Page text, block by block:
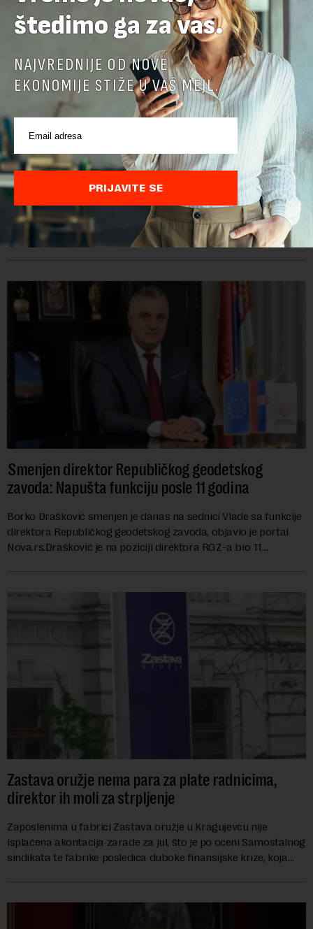
Ko je Borko Drašković, smenjeni direktor RGZ-a
Borko Drašković, dosadašnji direktor Republičkog geodetskog
zavoda, smenjen je danas, odlukom Vlade Srbije.On je na ovoj
funkciji proveo čak 11 godina. Preciznije, on je 23. jula 2015.
izabran za v.d. di...
Smenjen direktor Republičkog geodetskog
zavoda: Napušta funkciju posle 11 godina
Borko Drašković smenjen je danas na sednici Vlade sa funkcije
direktora Republičkog geodetskog zavoda, objavio je portal
Nova.rs.Drašković je na poziciji direktora RGZ-a bio 11
Zastava oružje nema para za plate radnicima,
direktor ih moli za strpljenje
Zaposlenima u fabrici Zastava oružje u Kragujevcu nije
isplaćena akontacija zarade za jul, što je po oceni Samostalnog
sindikata te fabrike posledica duboke finansijske krize, koja
štedimo ga za vas.
NAJVREDNIJE OD NOVE
EKONOMIJE STIŽE U VAŠ MEJL.
PRIJAVITE SE